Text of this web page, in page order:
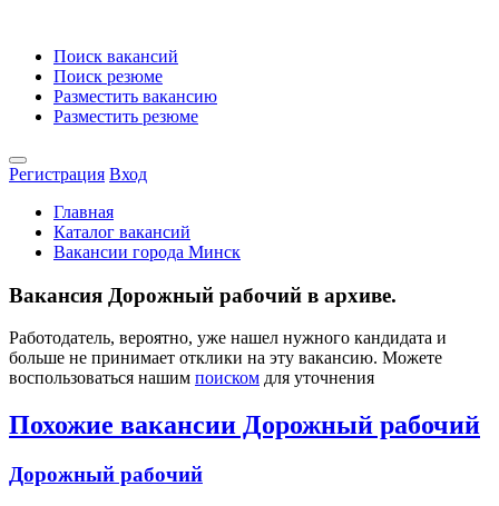
Поиск вакансий
Поиск резюме
Разместить вакансию
Разместить резюме
Регистрация Вход
Главная
Каталог вакансий
Вакансии города Минск
Вакансия Дорожный рабочий в архиве.
Работодатель, вероятно, уже нашел нужного кандидата и
больше не принимает отклики на эту вакансию. Можете
воспользоваться нашим поиском для уточнения
Похожие вакансии Дорожный рабочий
Дорожный рабочий